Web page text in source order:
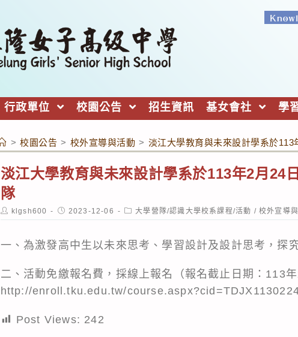
行政單位 校園公告 招生資訊 基女會社 學
> 校園公告 > 校外宣導與活動 > 淡江大學教育與未來設計學系於
淡江大學教育與未來設計學系於113年2月24
隊
Post
author:
klgsh600
Post
published:
2023-12-06
Post
category:
大學營隊/認識大學校系課程/活動 / 校外宣導
一、為激發高中生以未來思考、學習設計及設計思考，探
二、活動免繳報名費，採線上報名（報名截止日期：113
http://enroll.tku.edu.tw/course.aspx?cid=TDJX1130224
Post Views: 242